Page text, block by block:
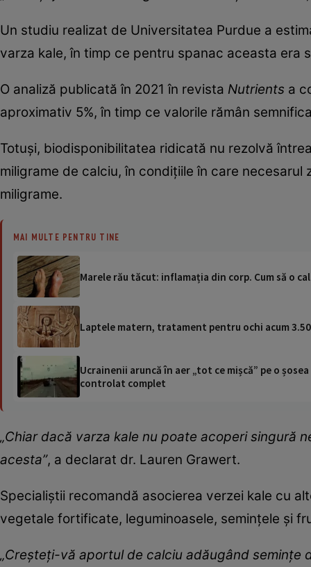
Un studiu realizat de Universitatea Purdue a
varza kale, în timp ce pentru spanac aceasta era
O analiză publicată în 2021 în revista Nutrients a
aproximativ 5%, în timp ce valorile rămân
Totuși, biodisponibilitatea ridicată nu rezolvă
miligrame de calciu, în condițiile în care
miligrame.
MAI MULTE PENTRU TINE
Marele rău tăcut: inflamația din corp. Cum să o
Laptele matern, tratament pentru ochi acum
Ucrainenii aruncă în aer „tot ce mișcă” pe o
controlat complet
„Chiar dacă varza kale nu poate acoperi singură
acesta”, a declarat dr. Lauren Grawert.
Specialiștii recomandă asocierea verzei kale cu
vegetale fortificate, leguminoasele, semințele și
„Creşteţi-vă aportul de calciu adăugând seminţe